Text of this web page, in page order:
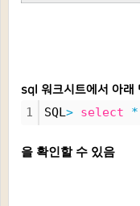
sql 워크시트에서 아래
1 SQL> select *
을 확인할 수 있음